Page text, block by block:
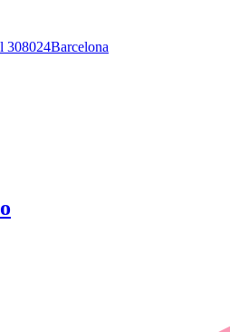
308024Barcelona